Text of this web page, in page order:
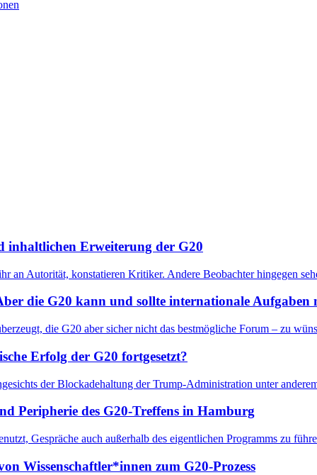
Erweiterung der G20
an Autorität, konstatieren Kritiker. Andere Beobachter hingegen
die G20 kann und sollte internationale Aufgaben
die G20 aber sicher nicht das bestmögliche Forum – zu
Erfolg der G20 fortgesetzt?
der Blockadehaltung der Trump-Administration unter
Peripherie des G20-Treffens in Hamburg
Gespräche auch außerhalb des eigentlichen Programms zu
Wissenschaftler*innen zum G20-Prozess